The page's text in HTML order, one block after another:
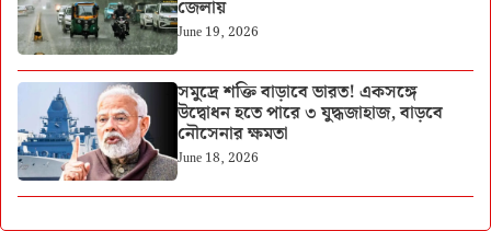
জেলায়
June 19, 2026
সমুদ্রে শক্তি বাড়াবে ভারত! একসঙ্গে
উদ্বোধন হতে পারে ৩ যুদ্ধজাহাজ, বাড়বে
নৌসেনার ক্ষমতা
June 18, 2026